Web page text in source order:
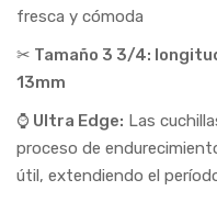
fresca y cómoda
✂ Tamaño 3 3/4:
13mm
⌚ Ultra Edge: Las
proceso de
útil, extendiendo el